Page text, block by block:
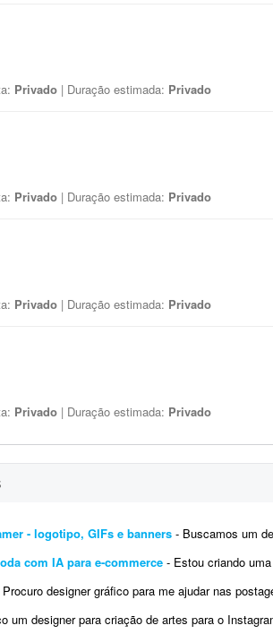
Privado | Duração estimada: Privado
Privado | Duração estimada: Privado
Privado | Duração estimada: Privado
Privado | Duração estimada: Privado
- logotipo, GIFs e banners - Buscamos um designer para
com IA para e-commerce - Estou criando uma marca de roupas e
designer gráfico para me ajudar nas postagens do meu Instagram
designer para criação de artes para o Instagram. O designer